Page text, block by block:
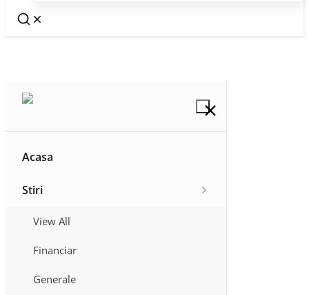
Acasa
Stiri
View All
Financiar
Generale